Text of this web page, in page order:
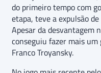
do primeiro tempo com
etapa, teve a expulsão
Apesar da desvantagem
conseguiu fazer mais
Franco Troyansky.